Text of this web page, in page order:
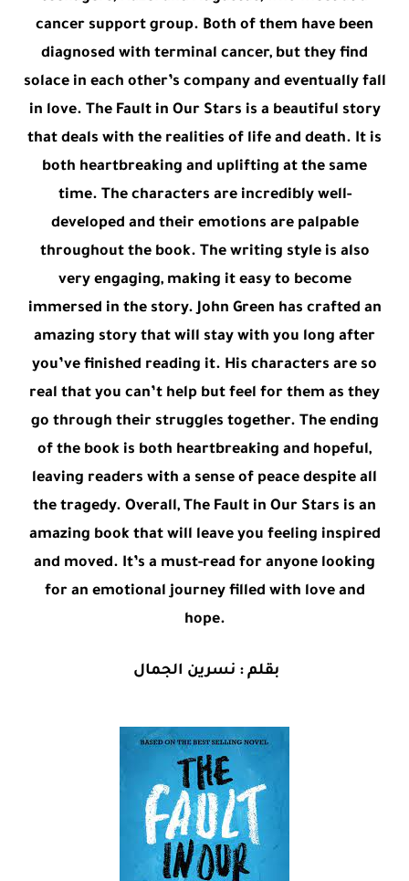
cancer support group. Both of them have been
diagnosed with terminal cancer, but they find
solace in each other’s company and eventually fall
in love. The Fault in Our Stars is a beautiful story
that deals with the realities of life and death. It is
both heartbreaking and uplifting at the same
time. The characters are incredibly well-
developed and their emotions are palpable
throughout the book. The writing style is also
very engaging, making it easy to become
immersed in the story. John Green has crafted an
amazing story that will stay with you long after
you’ve finished reading it. His characters are so
real that you can’t help but feel for them as they
go through their struggles together. The ending
of the book is both heartbreaking and hopeful,
leaving readers with a sense of peace despite all
the tragedy. Overall, The Fault in Our Stars is an
amazing book that will leave you feeling inspired
and moved. It’s a must-read for anyone looking
for an emotional journey filled with love and
hope.
بقلم : نسرين الجمال